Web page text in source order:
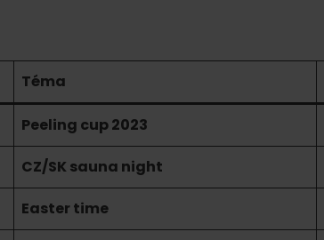
Poistenie záchrany
zadarmo s Generali
Téma
Peeling cup 2023
CZ/SK sauna night
Easter time